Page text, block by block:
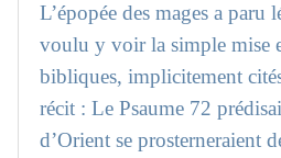
L’épopée des mages a paru
voulu y voir la simple mise
bibliques, implicitement
récit : Le Psaume 72
d’Orient se prosterneraient